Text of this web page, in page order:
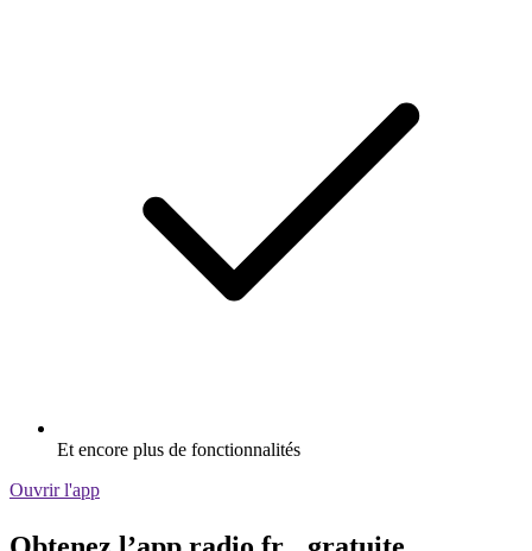
Et encore plus de fonctionnalités
Ouvrir l'app